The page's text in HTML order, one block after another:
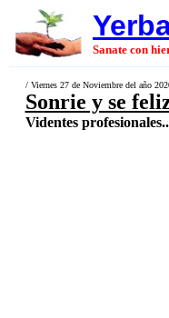
Sanate con
/ Viernes 27 de Noviembre del año
Sonrie y se
Videntes